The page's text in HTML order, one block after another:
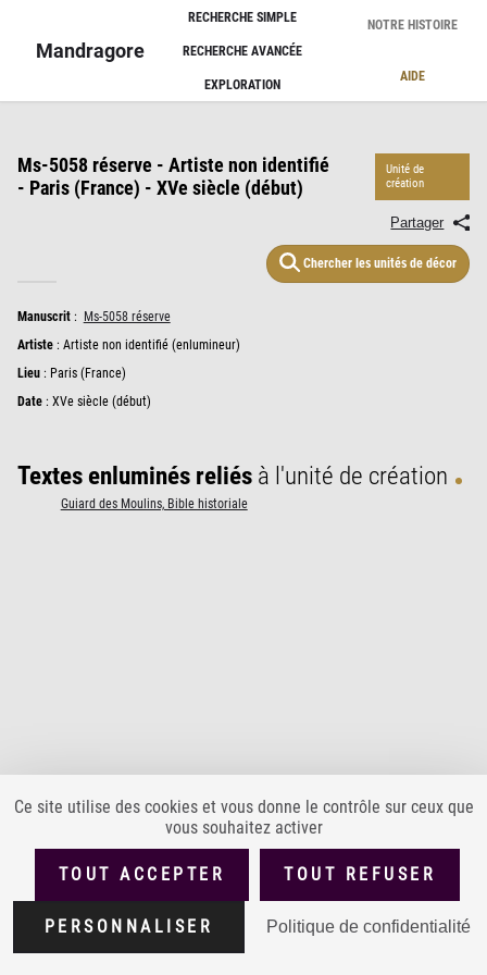
Mandragore
RECHERCHE SIMPLE
RECHERCHE AVANCÉE
EXPLORATION
NOTRE HISTOIRE
AIDE
Ms-5058 réserve - Artiste non identifié
- Paris (France) - XVe siècle (début)
Unité de
création
Partager
Chercher les unités de décor
Manuscrit: Ms-5058 réserve
Artiste: Artiste non identifié (enlumineur)
Lieu: Paris (France)
Date: XVe siècle (début)
Textes enluminés reliésà l'unité de création
Guiard des Moulins, Bible historiale
PLAN DU SITE ACCESSIBILITÉ : PARTIELLEMENT CONFORME
MENTIONS LÉGALES POLITIQUE DE CONFIDENTIALITÉ
Version
1.4.0
Ce site utilise des cookies et vous donne le contrôle sur ceux que
vous souhaitez activer
TOUT ACCEPTER TOUT REFUSER
PERSONNALISER Politique de confidentialité